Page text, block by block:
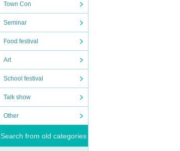
Town Con
Seminar
Food festival
Art
School festival
Talk show
Other
Search from old categories